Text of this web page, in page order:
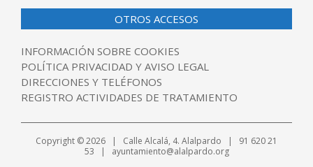
OTROS ACCESOS
INFORMACIÓN SOBRE COOKIES
POLÍTICA PRIVACIDAD Y AVISO LEGAL
DIRECCIONES Y TELÉFONOS
REGISTRO ACTIVIDADES DE TRATAMIENTO
Copyright © 2026 | Calle Alcalá, 4. Alalpardo | 91 620 21
53 | ayuntamiento@alalpardo.org